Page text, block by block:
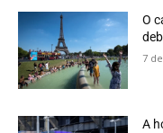
O
7
A